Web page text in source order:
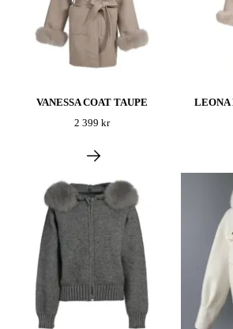
VANESSA COAT TAUPE
2 399 kr
LEONA